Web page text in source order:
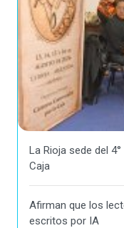
La Rioja sede del
Caja
Afirman que los
escritos por IA